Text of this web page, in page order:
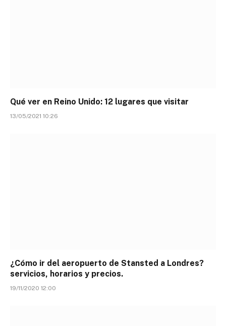
Qué ver en Reino Unido: 12 lugares que visitar
13/05/2021 10:26
¿Cómo ir del aeropuerto de Stansted a Londres?
servicios, horarios y precios.
19/11/2020 12:00